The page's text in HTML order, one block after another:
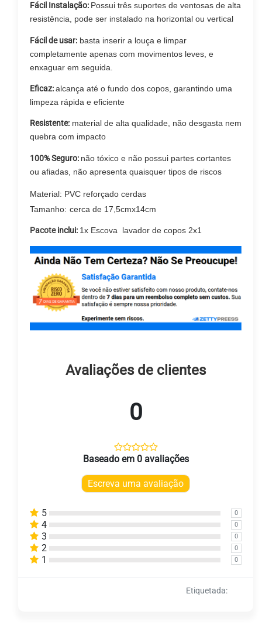
Fácil Instalação: Possui três suportes de ventosas de alta
resistência, pode ser instalado na horizontal ou vertical
Fácil de usar: basta inserir a louça e limpar
completamente apenas com movimentos leves, e
enxaguar em seguida.
Eficaz:alcança até o fundo dos copos, garantindo uma
limpeza rápida e eficiente
Resistente: material de alta qualidade, não desgasta nem
quebra com impacto
100% Seguro: não tóxico e não possui partes cortantes
ou afiadas, não apresenta quaisquer tipos de riscos
Material: PVC reforçado cerdas
Tamanho: cerca de 17,5cmx14cm
Pacoteinclui: 1x Escova lavador de copos 2x1
Avaliações de clientes
0
Baseado em 0 avaliações
Escreva uma avaliação
5 0
4 0
3 0
2 0
1 0
Etiquetada: